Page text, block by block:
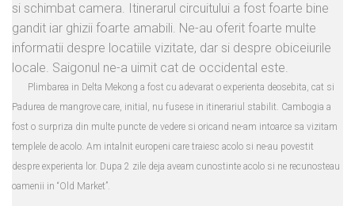
si schimbat camera. Itinerarul circuitului a fost foarte bine
gandit iar ghizii foarte amabili. Ne-au oferit foarte multe
informatii despre locatiile vizitate, dar si despre obiceiurile
locale. Saigonul ne-a uimit cat de occidental este.
Plimbarea in Delta Mekong a fost cu adevarat o experienta deosebita, cat si
Padurea de mangrove care, initial, nu fusese in itinerariul stabilit. Cambogia a
fost o surpriza din multe puncte de vedere si oricand ne-am intoarce sa vizitam
templele de acolo. Am intalnit europeni care traiesc acolo si ne-au povestit
despre experienta lor. Dupa 2 zile deja aveam cunostinte acolo si ne recunosteau
oamenii in “Old Market”.